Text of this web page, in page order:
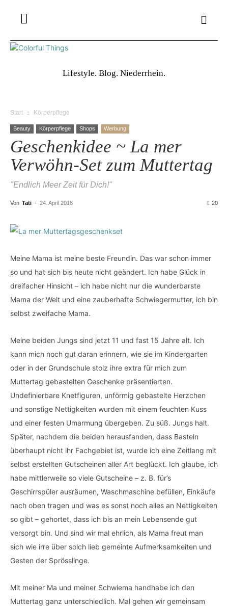
Lifestyle. Blog. Niederrhein.
Start Körperpflege
Beauty Körperpflege Shops Werbung
Geschenkidee ~ La mer
Verwöhn-Set zum Muttertag
"Endlich Meer Zeit für Dich!"
Von Tati - 24. April 2018 20
Meine Mama ist meine beste Freundin. Das war schon immer
so und hat sich bis heute nicht geändert. Ich habe Glück in
dreifacher Hinsicht – ich habe nicht nur die wunderbarste
Mama der Welt und eine zauberhafte Schwiegermutter, ich bin
selbst zweifache Mama.
Meine beiden Jungs sind jetzt 11 und fast 15 Jahre alt. Ich
kann mich noch gut daran erinnern, wie sie im Kindergarten
oder in der Grundschule stolz ihre extra für mich zum
Muttertag gebastelten Geschenke präsentierten.
Undefinierbare Knetfiguren, unförmig gebastelte Herzchen
und sonstige Nettigkeiten wurden mit einem feuchten Kuss
und einer festen Umarmung übergeben. Zu süß. Jungs halt.
Später, nachdem die beiden herausfanden, dass Basteln
überhaupt nicht ihr Fachgebiet ist, wurde ich eine Zeitlang mit
selbst erstellten Gutscheinen aller Art beglückt. Ich glaube, ich
habe mittlerweile so viele Gutscheine – z. B. für’s
Geschirrspüler ausräumen, Waschmaschine befüllen, Einkäufe
nach oben tragen und was es sonst noch alles an Nettigkeiten
so gibt – gehortet, dass ich bis an mein Lebensende gut
versorgt bin. Und sind wir mal ehrlich, als Mama freut man
sich wie irre über solch lieb gemeinte Aufmerksamkeiten und
Gesten der Sprösslinge.
Mit meiner Ma und meiner Schwiema handhabe ich den
Muttertag ganz unterschiedlich. Mal gehen wir gemeinsam